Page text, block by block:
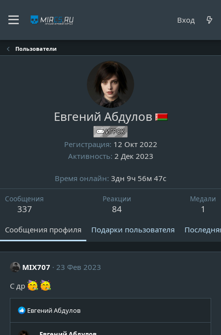
Вход
Пользователи
Евгений Абдулов
ИГРОК
Регистрация 12 Окт 2022
Активность 2 Дек 2023
Время онлайн 3дн 9ч 56м 47с
Сообщения
337
Реакции
84
Медали
1
Сообщения профиля Подарки пользователя
MIX707
23 Фев 2023
С др
Р
Евгений Абдулов